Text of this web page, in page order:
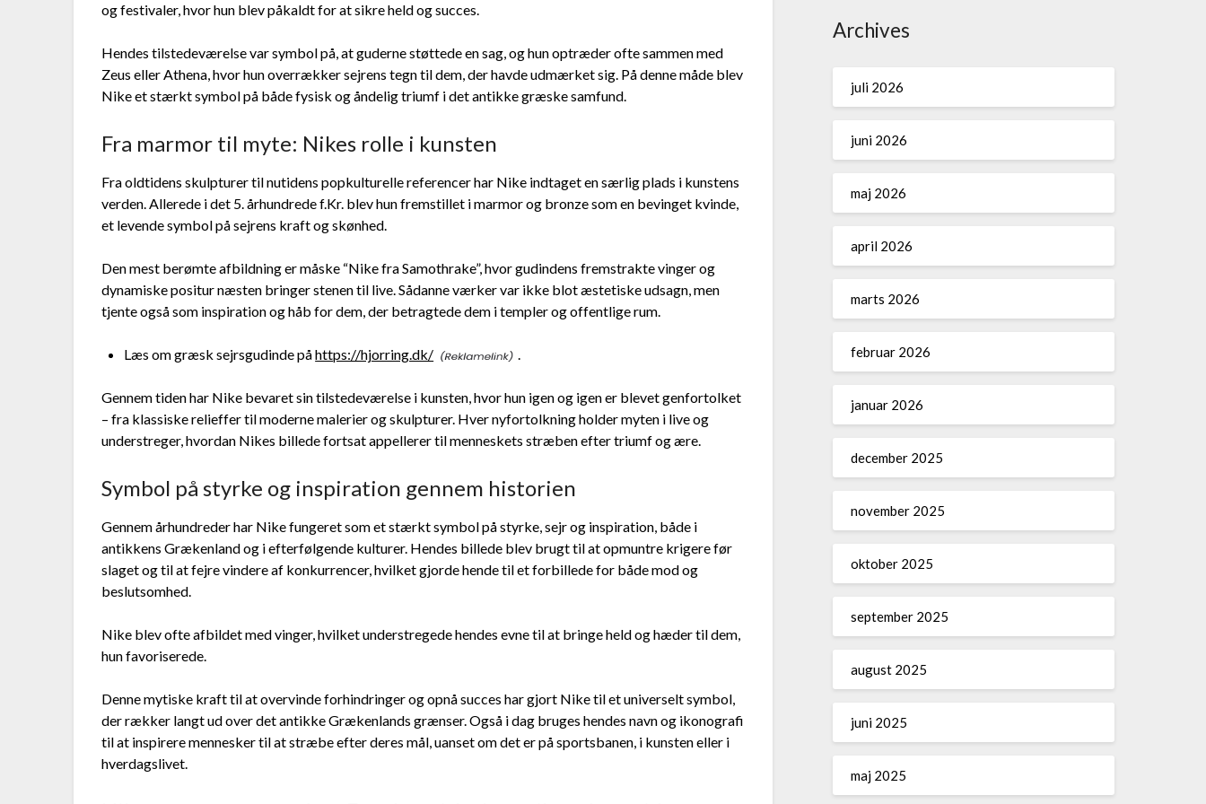
og festivaler, hvor hun blev påkaldt for at sikre held og succes.
Hendes tilstedeværelse var symbol på, at guderne støttede en sag, og hun optræder ofte sammen med
Zeus eller Athena, hvor hun overrækker sejrens tegn til dem, der havde udmærket sig. På denne måde blev
Nike et stærkt symbol på både fysisk og åndelig triumf i det antikke græske samfund.
Fra marmor til myte: Nikes rolle i kunsten
Fra oldtidens skulpturer til nutidens popkulturelle referencer har Nike indtaget en særlig plads i kunstens
verden. Allerede i det 5. århundrede f.Kr. blev hun fremstillet i marmor og bronze som en bevinget kvinde,
et levende symbol på sejrens kraft og skønhed.
Den mest berømte afbildning er måske “Nike fra Samothrake”, hvor gudindens fremstrakte vinger og
dynamiske positur næsten bringer stenen til live. Sådanne værker var ikke blot æstetiske udsagn, men
tjente også som inspiration og håb for dem, der betragtede dem i templer og offentlige rum.
Læs om græsk sejrsgudinde påhttps://hjorring.dk/ .
Gennem tiden har Nike bevaret sin tilstedeværelse i kunsten, hvor hun igen og igen er blevet genfortolket
– fra klassiske relieffer til moderne malerier og skulpturer. Hver nyfortolkning holder myten i live og
understreger, hvordan Nikes billede fortsat appellerer til menneskets stræben efter triumf og ære.
Symbol på styrke og inspiration gennem historien
Gennem århundreder har Nike fungeret som et stærkt symbol på styrke, sejr og inspiration, både i
antikkens Grækenland og i efterfølgende kulturer. Hendes billede blev brugt til at opmuntre krigere før
slaget og til at fejre vindere af konkurrencer, hvilket gjorde hende til et forbillede for både mod og
beslutsomhed.
Nike blev ofte afbildet med vinger, hvilket understregede hendes evne til at bringe held og hæder til dem,
hun favoriserede.
Denne mytiske kraft til at overvinde forhindringer og opnå succes har gjort Nike til et universelt symbol,
der rækker langt ud over det antikke Grækenlands grænser. Også i dag bruges hendes navn og ikonografi
til at inspirere mennesker til at stræbe efter deres mål, uanset om det er på sportsbanen, i kunsten eller i
hverdagslivet.
Archives
juli 2026
juni 2026
maj 2026
april 2026
marts 2026
februar 2026
januar 2026
december 2025
november 2025
oktober 2025
september 2025
august 2025
juni 2025
maj 2025